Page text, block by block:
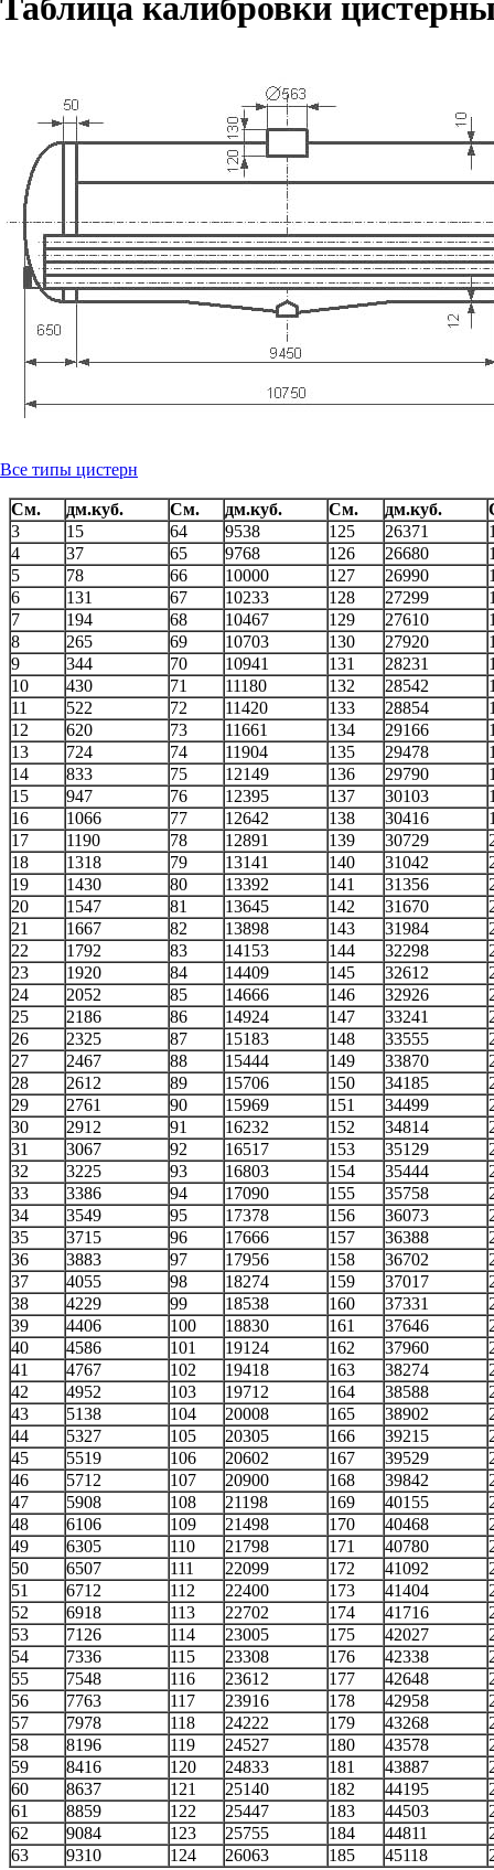
Таблица калибровки
Все типы цистерн
См. дм.куб. См. дм.куб. См. дм.куб.
3
15 64 9538 125 26371
4
37 65 9768 126 26680
5
78 66 10000 127 26990
6
131 67 10233 128 27299
7
194 68 10467 129 27610
8
265 69 10703 130 27920
9
344 70 10941 131 28231
10
430 71 11180 132 28542
11
522 72 11420 133 28854
12
620 73 11661 134 29166
13
724 74 11904 135 29478
14
833 75 12149 136 29790
15
947 76 12395 137 30103
16
1066 77 12642 138 30416
17
1190 78 12891 139 30729
18
1318 79 13141 140 31042
19
1430 80 13392 141 31356
20
1547 81 13645 142 31670
21
1667 82 13898 143 31984
22
1792 83 14153 144 32298
23
1920 84 14409 145 32612
24
2052 85 14666 146 32926
25
2186 86 14924 147 33241
26
2325 87 15183 148 33555
27
2467 88 15444 149 33870
28
2612 89 15706 150 34185
29
2761 90 15969 151 34499
30
2912 91 16232 152 34814
31
3067 92 16517 153 35129
32
3225 93 16803 154 35444
33
3386 94 17090 155 35758
34
3549 95 17378 156 36073
35
3715 96 17666 157 36388
36
3883 97 17956 158 36702
37
4055 98 18274 159 37017
38
4229 99 18538 160 37331
39
4406 100 18830 161 37646
40
4586 101 19124 162 37960
41
4767 102 19418 163 38274
42
4952 103 19712 164 38588
43
5138 104 20008 165 38902
44
5327 105 20305 166 39215
45
5519 106 20602 167 39529
46
5712 107 20900 168 39842
47
5908 108 21198 169 40155
48
6106 109 21498 170 40468
49
6305 110 21798 171 40780
50
6507 111 22099 172 41092
51
6712 112 22400 173 41404
52
6918 113 22702 174 41716
53
7126 114 23005 175 42027
54
7336 115 23308 176 42338
55
7548 116 23612 177 42648
56
7763 117 23916 178 42958
57
7978 118 24222 179 43268
58
8196 119 24527 180 43578
59
8416 120 24833 181 43887
60
8637 121 25140 182 44195
61
8859 122 25447 183 44503
62
9084 123 25755 184 44811
63
9310 124 26063 185 45118